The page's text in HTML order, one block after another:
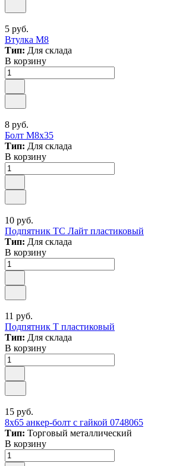
5 руб.
Втулка М8
Тип: Для склада
В корзину
8 руб.
Болт М8х35
Тип: Для склада
В корзину
10 руб.
Подпятник ТС Лайт пластиковый
Тип: Для склада
В корзину
11 руб.
Подпятник Т пластиковый
Тип: Для склада
В корзину
15 руб.
8х65 анкер-болт с гайкой 0748065
Тип: Торговый металлический
В корзину